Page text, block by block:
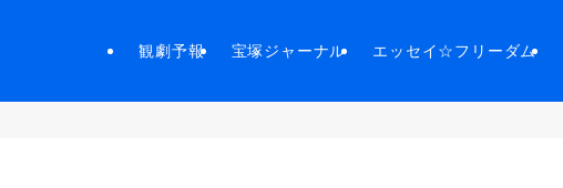
観劇予報 宝塚ジャーナル エッセイ☆フリーダム